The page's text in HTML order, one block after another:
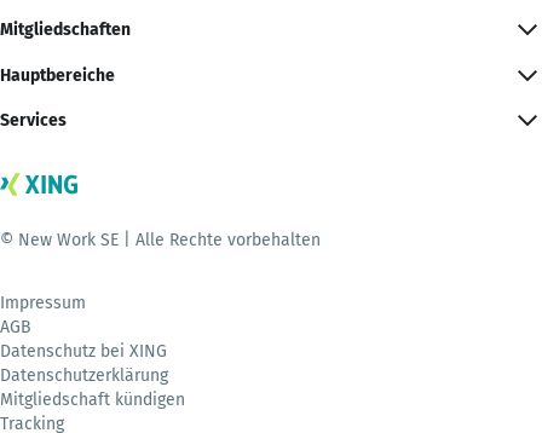
Mitgliedschaften
Hauptbereiche
Services
© New Work SE | Alle Rechte vorbehalten
Impressum
AGB
Datenschutz bei XING
Datenschutzerklärung
Mitgliedschaft kündigen
Tracking